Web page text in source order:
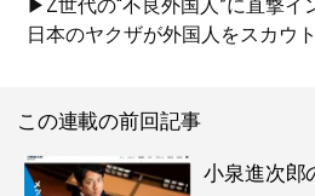
▶Z世代の“不良外国人”に直撃イ
日本のヤクザが外国人をスカウ
この連載の前回記事
小泉進次郎